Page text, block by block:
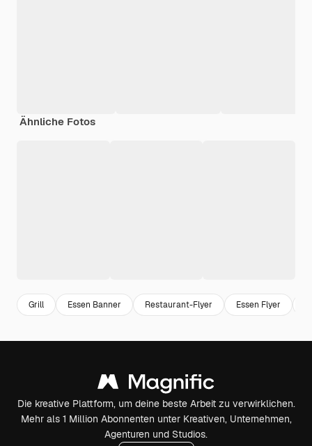
Ähnliche Fotos
Grill Essen Banner Restaurant-Flyer Essen Flyer
Die kreative Plattform, um deine beste Arbeit zu verwirklichen.
Mehr als 1 Million Abonnenten unter Kreativen, Unternehmen,
Agenturen und Studios.